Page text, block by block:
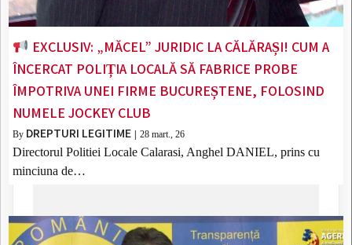
EXCLUSIV: „MĂCEL” JURIDIC LA CĂLĂRAȘI! CUM A
ÎNCERCAT POLIȚIA LOCALĂ SĂ FABRICE PROBE
ÎMPOTRIVA UNEI FIRME BUCUREȘTENE, FOLOSIND
NUMELE JOCKEY CLUB
By DREPTURI LEGITIME 28 mart., 26
Directorul Politiei Locale Calarasi, Anghel DANIEL, prins cu
minciuna de…